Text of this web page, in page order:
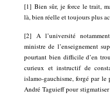
[1] Bien sûr, je force le trait,
là, bien réelle et toujours plus
[2]A l’université
ministre de l’enseignement
pourtant bien difficile d’en
curieux et instructif de
islamo-gauchisme, forgé par
André Taguieff pour